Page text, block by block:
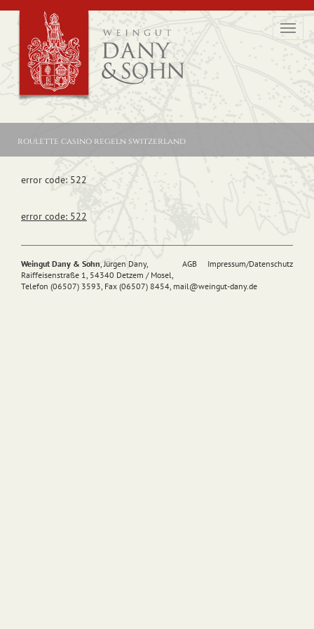
roulette casino regeln switzerland
error code: 522
error code: 522
AGB Impressum/Datenschutz
Weingut Dany & Sohn, Jürgen Dany,
Raiffeisenstraße 1, 54340 Detzem / Mosel,
Telefon (06507) 3593, Fax (06507) 8454, mail@weingut-dany.de